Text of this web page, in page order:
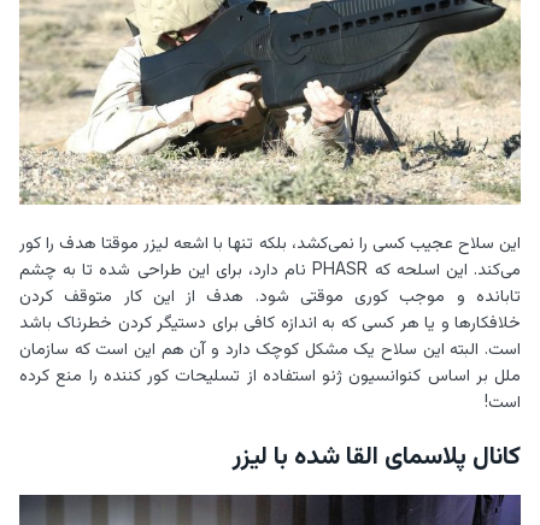
این سلاح عجیب کسی را نمی‌کشد، بلکه تنها با اشعه لیزر موقتا هدف را کور
می‌کند. این اسلحه که PHASR نام دارد، برای این طراحی شده تا به چشم
تابانده و موجب کوری موقتی شود. هدف از این کار متوقف کردن
خلافکارها و یا هر کسی که به اندازه کافی برای دستیگر کردن خطرناک باشد
است. البته این سلاح یک مشکل کوچک دارد و آن هم این است که سازمان
ملل بر اساس کنوانسیون ژنو استفاده از تسلیحات کور کننده را منع کرده
است!
کانال پلاسمای القا شده با لیزر